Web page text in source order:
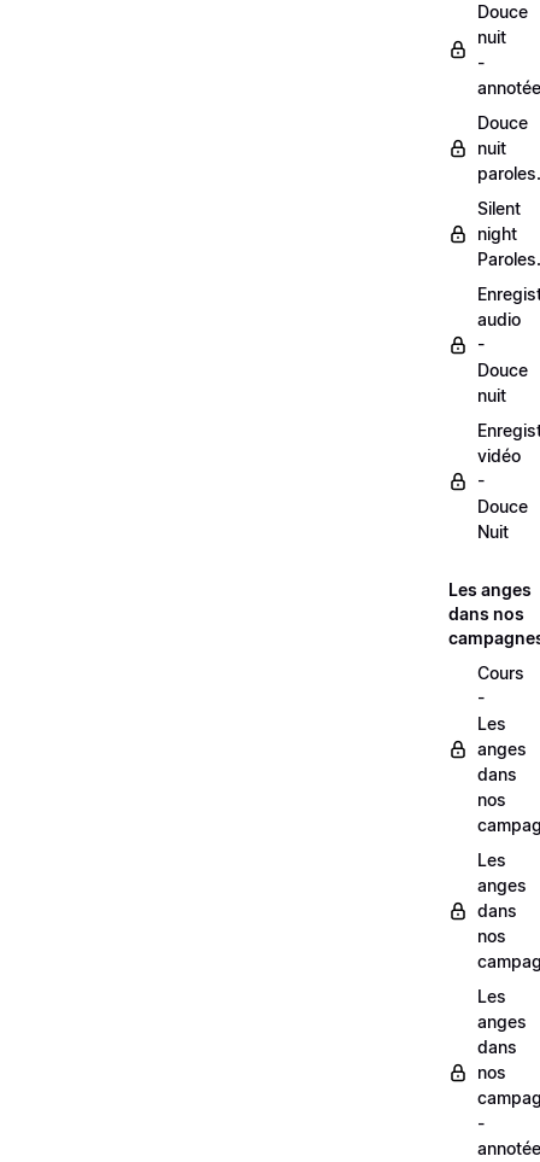
Douce
nuit
-
Douce
nuit
Silent
night
audio
-
Douce
nuit
vidéo
-
Douce
Nuit
Les anges
dans nos
Cours
-
Les
anges
dans
nos
Les
anges
dans
nos
Les
anges
dans
nos
-